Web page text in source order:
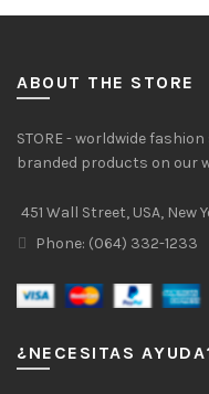
ABOUT THE STORE
STORE - worldwide
branded products on our
451 Wall Street, USA, New
Phone: (064) 332-1233
¿NECESITAS